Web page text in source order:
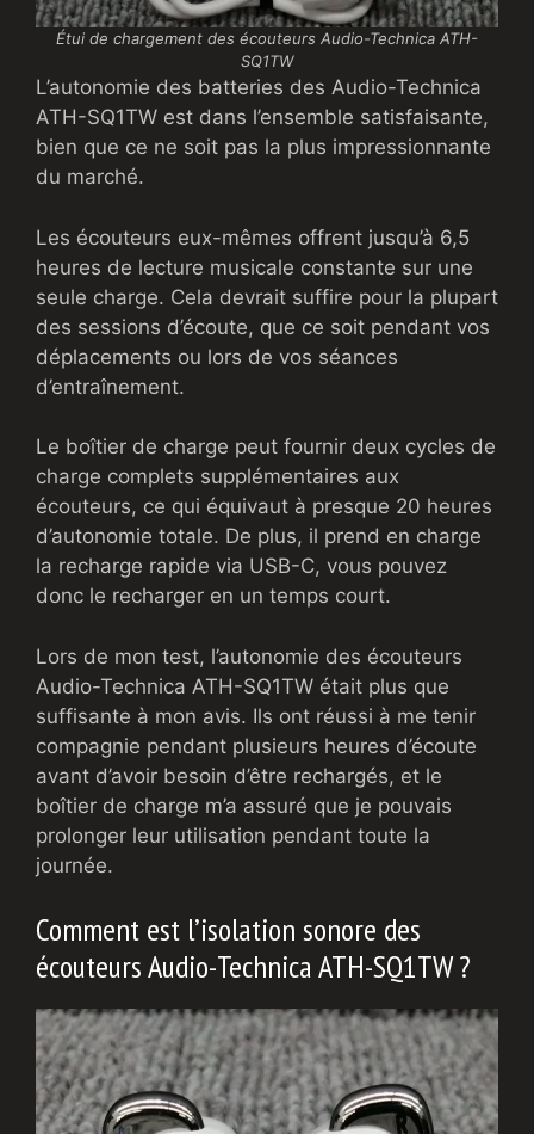
Étui de chargement des écouteurs Audio-Technica ATH-
SQ1TW
L’autonomie des batteries des Audio-Technica
ATH-SQ1TW est dans l’ensemble satisfaisante,
bien que ce ne soit pas la plus impressionnante
du marché.
Les écouteurs eux-mêmes offrent jusqu’à 6,5
heures de lecture musicale constante sur une
seule charge. Cela devrait suffire pour la plupart
des sessions d’écoute, que ce soit pendant vos
déplacements ou lors de vos séances
d’entraînement.
Le boîtier de charge peut fournir deux cycles de
charge complets supplémentaires aux
écouteurs, ce qui équivaut à presque 20 heures
d’autonomie totale. De plus, il prend en charge
la recharge rapide via USB-C, vous pouvez
donc le recharger en un temps court.
Lors de mon test, l’autonomie des écouteurs
Audio-Technica ATH-SQ1TW était plus que
suffisante à mon avis. Ils ont réussi à me tenir
compagnie pendant plusieurs heures d’écoute
avant d’avoir besoin d’être rechargés, et le
boîtier de charge m’a assuré que je pouvais
prolonger leur utilisation pendant toute la
journée.
Comment est l’isolation sonore des
écouteurs Audio-Technica ATH-SQ1TW ?